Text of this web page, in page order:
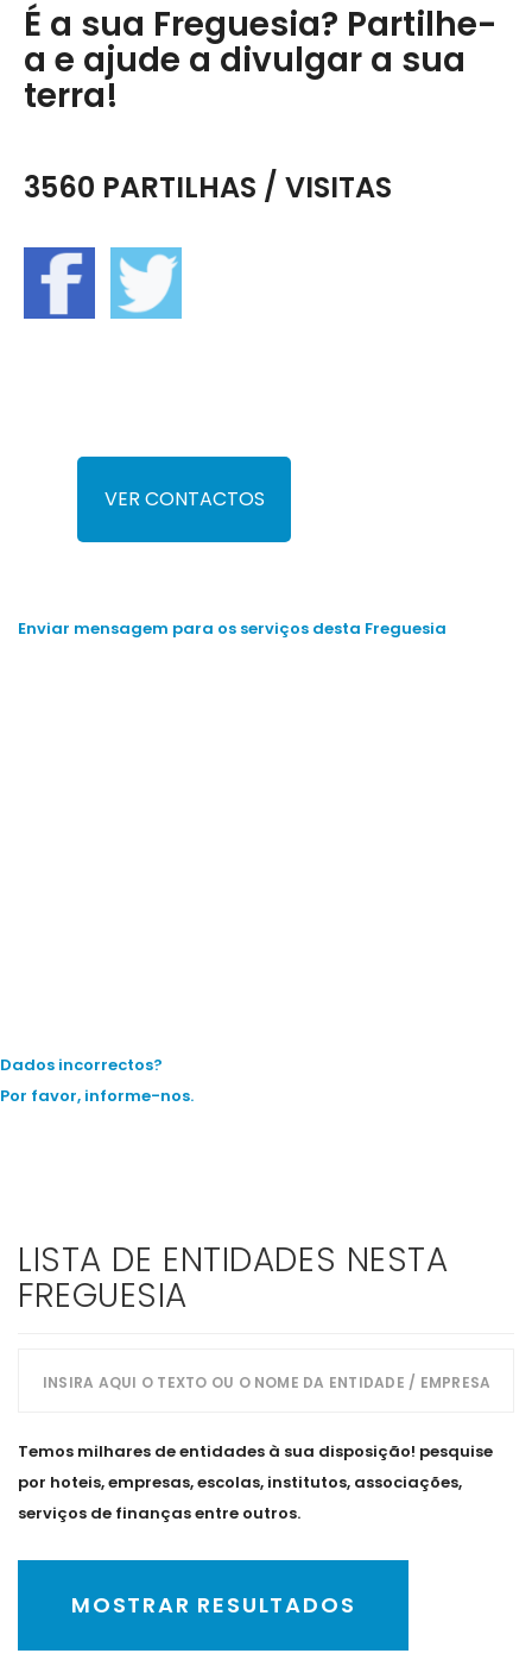
É a sua Freguesia? Partilhe-
a e ajude a divulgar a sua
terra!
3560 PARTILHAS / VISITAS
VER CONTACTOS
Enviar mensagem para os serviços desta Freguesia
Dados incorrectos?
Por favor, informe-nos.
LISTA DE ENTIDADES NESTA
FREGUESIA
Temos milhares de entidades à sua disposição! pesquise
por hoteis, empresas, escolas, institutos, associações,
serviços de finanças entre outros.
MOSTRAR RESULTADOS